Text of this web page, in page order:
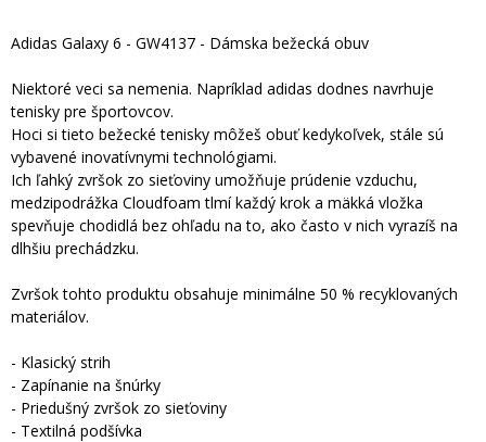
Adidas Galaxy 6 - GW4137 - Dámska bežecká obuv
Niektoré veci sa nemenia. Napríklad adidas dodnes navrhuje
tenisky pre športovcov.
Hoci si tieto bežecké tenisky môžeš obuť kedykoľvek, stále sú
vybavené inovatívnymi technológiami.
Ich ľahký zvršok zo sieťoviny umožňuje prúdenie vzduchu,
medzipodrážka Cloudfoam tlmí každý krok a mäkká vložka
spevňuje chodidlá bez ohľadu na to, ako často v nich vyrazíš na
dlhšiu prechádzku.
Zvršok tohto produktu obsahuje minimálne 50 % recyklovaných
materiálov.
- Klasický strih
- Zapínanie na šnúrky
- Priedušný zvršok zo sieťoviny
- Textilná podšívka